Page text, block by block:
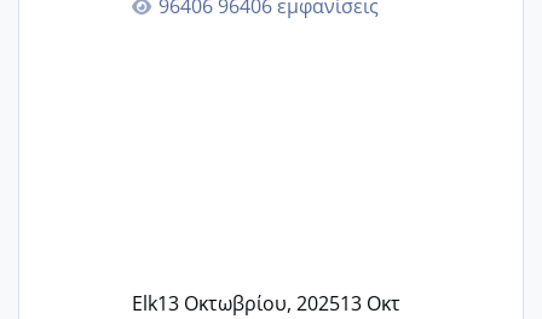
96406 εμφανίσεις
Elk13 Οκτωβρίου, 202513 Οκτ